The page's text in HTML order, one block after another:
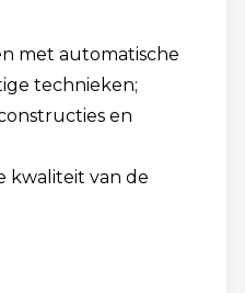
met automatische
technieken;
en
kwaliteit van de